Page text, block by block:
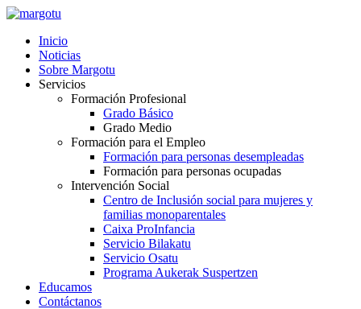
Ir
contenido
Inicio
Noticias
Sobre Margotu
Servicios
Formación Profesional
Grado Básico
Grado Medio
Formación para el Empleo
Formación para personas desempleadas
Formación para personas ocupadas
Intervención Social
Centro de Inclusión social para mujeres y
familias monoparentales
Caixa ProInfancia
Servicio Bilakatu
Servicio Osatu
Programa Aukerak Suspertzen
Educamos
Contáctanos